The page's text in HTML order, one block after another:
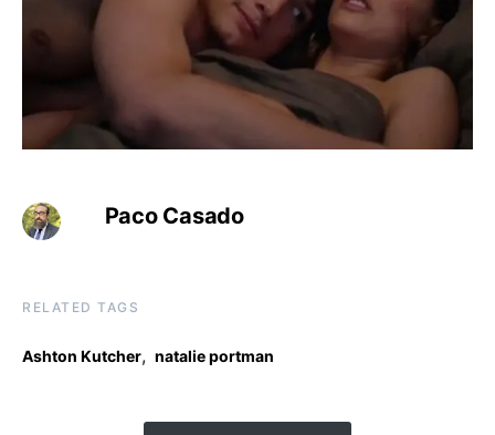
Paco Casado
RELATED TAGS
Ashton Kutcher, natalie portman